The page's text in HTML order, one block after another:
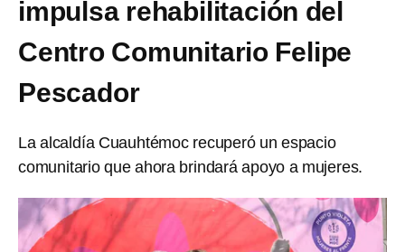
impulsa rehabilitación del
Centro Comunitario Felipe
Pescador
La alcaldía Cuauhtémoc recuperó un espacio
comunitario que ahora brindará apoyo a mujeres.